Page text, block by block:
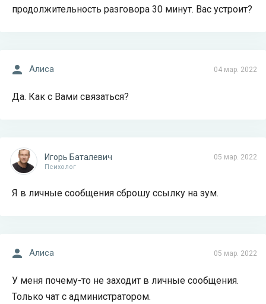
продолжительность разговора 30 минут. Вас устроит?
04 мар. 2022
Алиса
Да. Как с Вами связаться?
05 мар. 2022
Игорь Баталевич
Психолог
Я в личные сообщения сброшу ссылку на зум.
05 мар. 2022
Алиса
У меня почему-то не заходит в личные сообщения.
Только чат с администратором.